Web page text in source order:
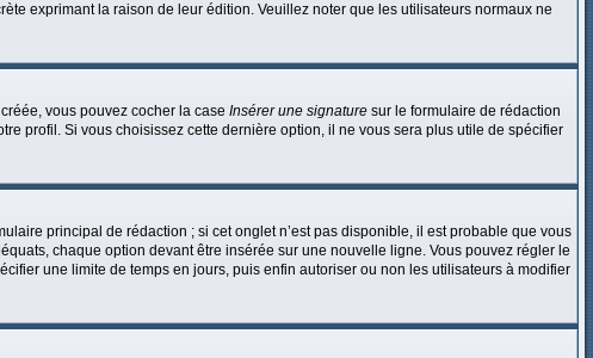
exprimant la raison de leur édition. Veuillez noter que les utilisateurs normaux ne
vous pouvez cocher la case Insérer une signature sur le formulaire de rédaction
profil. Si vous choisissez cette dernière option, il ne vous sera plus utile de spécifier
principal de rédaction ; si cet onglet n’est pas disponible, il est probable que vous
chaque option devant être insérée sur une nouvelle ligne. Vous pouvez régler le
une limite de temps en jours, puis enfin autoriser ou non les utilisateurs à modifier